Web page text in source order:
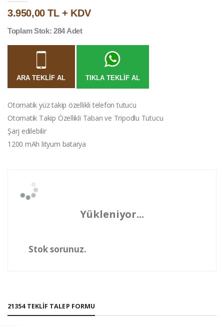
3.950,00 TL + KDV
Toplam Stok: 284 Adet
ARA TEKLIF AL TIKLA TEKLIF AL
Otomatik yüz takip özellikli telefon tutucu
Otomatik Takip Özellikli Taban ve Tripodlu Tutucu
Şarj edilebilir
1200 mAh lityum batarya
Yükleniyor...
Stok sorunuz.
21354 TEKLIF TALEP FORMU